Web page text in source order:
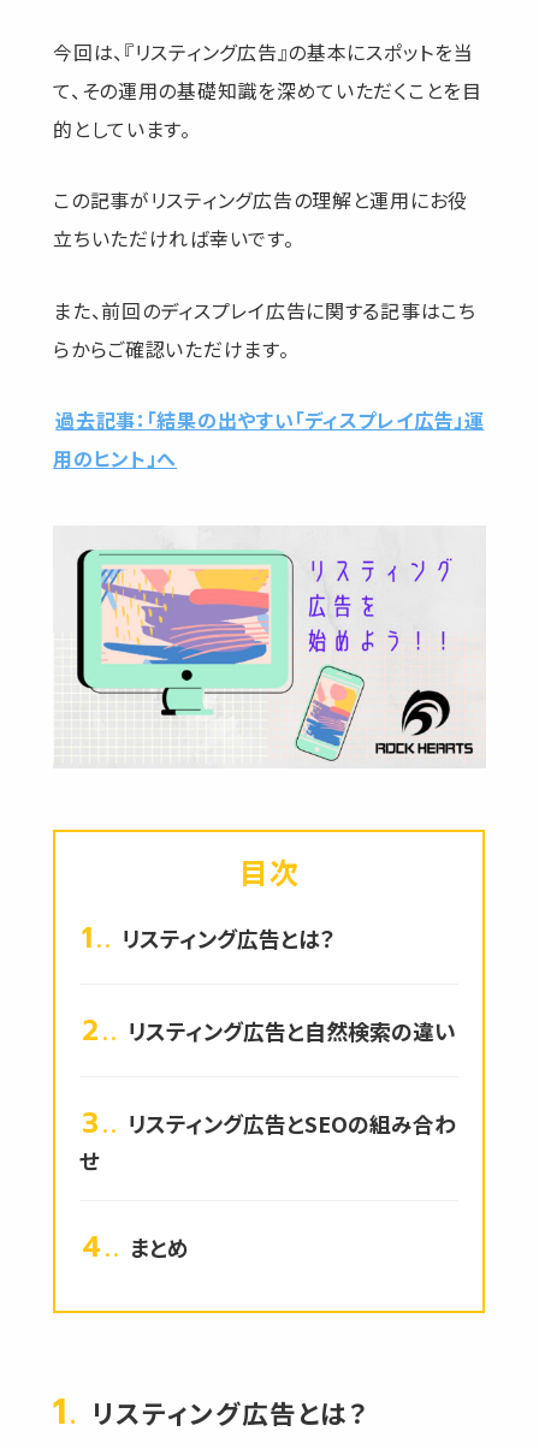
今回は、『リスティング広告』の基本にスポットを当
て、その運用の基礎知識を深めていただくことを目
的としています。
この記事がリスティング広告の理解と運用にお役
立ちいただければ幸いです。
また、前回のディスプレイ広告に関する記事はこち
らからご確認いただけます。
過去記事： 「結果の出やすい「ディスプレイ広告」運
用のヒント」へ
目次
1. リスティング広告とは？
2. リスティング広告と自然検索の違い
3.
リスティング広告とSEOの組み合わ
せ
4. まとめ
リスティング広告とは？